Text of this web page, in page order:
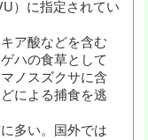
）に指定されてい
ア酸などを含む
ハの食草として
ノスズクサに含
による捕食を逃
多い。国外では